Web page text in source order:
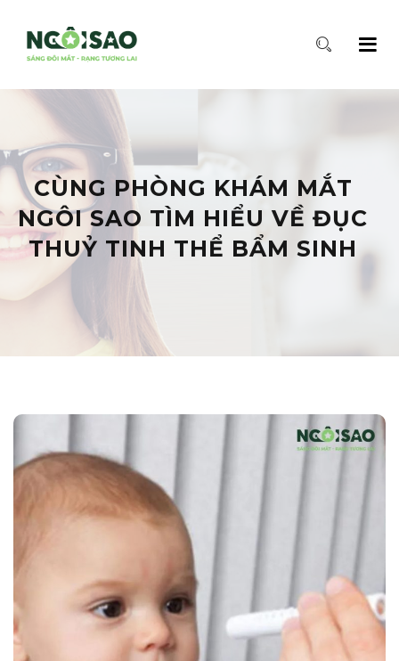
CÙNG PHÒNG KHÁM MẮT
NGÔI SAO TÌM HIỂU VỀ ĐỤC
THUỶ TINH THỂ BẨM SINH